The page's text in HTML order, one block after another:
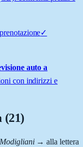
✓
auto a
con indirizzi e
(21)
→ alla lettera